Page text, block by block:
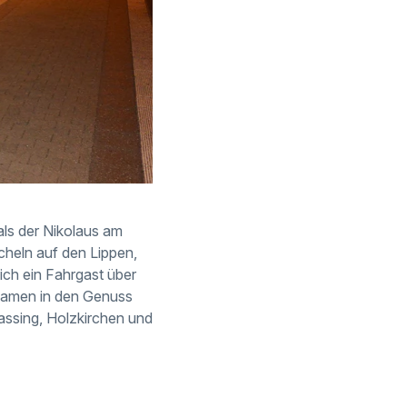
der Nikolaus am
auf den Lippen,
ein Fahrgast über
in den Genuss
Holzkirchen und